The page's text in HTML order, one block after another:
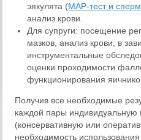
эякулята (МАР-тест и
анализ крови.
Для супруги: посещение
мазков, анализ крови, в
инструментальные
оценки проходимости
функционирования
Получив все необходимые
каждой пары индивидуальную
(консервативную или
необходимость